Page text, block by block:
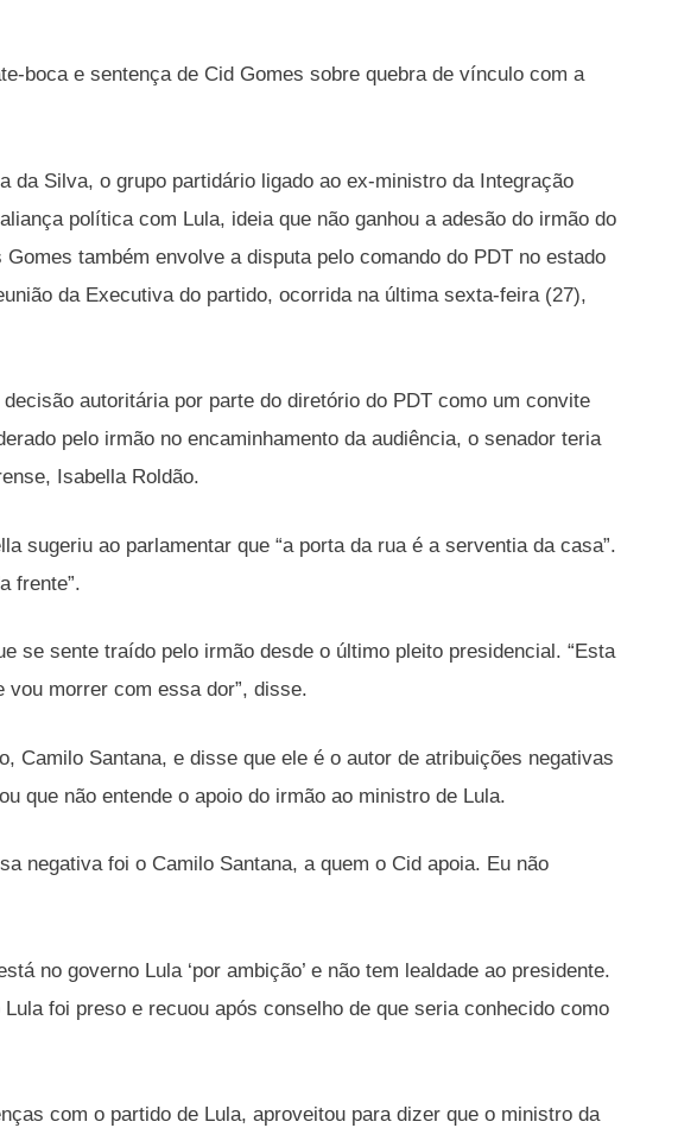
boca e sentença de Cid Gomes sobre quebra de vínculo com a
da Silva, o grupo partidário ligado ao ex-ministro da Integração
política com Lula, ideia que não ganhou a adesão do irmão do
também envolve a disputa pelo comando do PDT no estado
da Executiva do partido, ocorrida na última sexta-feira (27),
autoritária por parte do diretório do PDT como um convite
pelo irmão no encaminhamento da audiência, o senador teria
Isabella Roldão.
sugeriu ao parlamentar que “a porta da rua é a serventia da casa”.
frente”.
se sente traído pelo irmão desde o último pleito presidencial. “Esta
morrer com essa dor”, disse.
Camilo Santana, e disse que ele é o autor de atribuições negativas
que não entende o apoio do irmão ao ministro de Lula.
negativa foi o Camilo Santana, a quem o Cid apoia. Eu não
no governo Lula ‘por ambição’ e não tem lealdade ao presidente.
foi preso e recuou após conselho de que seria conhecido como
com o partido de Lula, aproveitou para dizer que o ministro da